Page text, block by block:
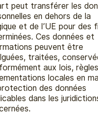
peut transférer les
en dehors de la
et de l’UE pour des
Ces données et
peuvent être
traitées,
aux lois,
locales en
des données
dans les